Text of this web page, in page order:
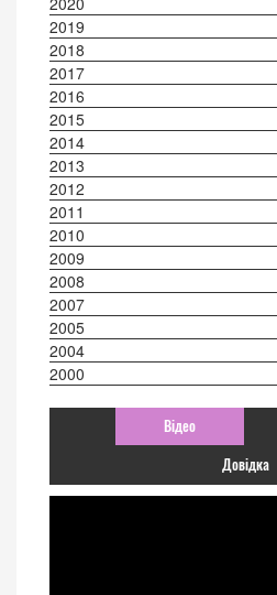
2019
2018
2017
2016
2015
2014
2013
2012
2011
2010
2009
2008
2007
2005
2004
2000
Відео
Довідка